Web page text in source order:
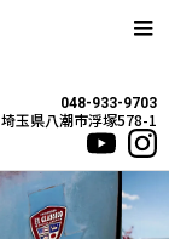
048-933-9703
埼玉県八潮市浮塚578-1